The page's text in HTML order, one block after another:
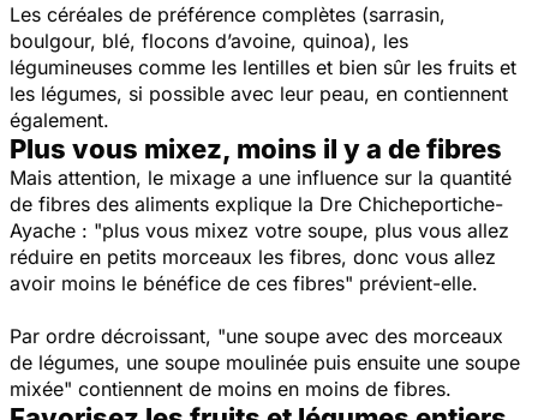
Les céréales de préférence complètes (sarrasin,
boulgour, blé, flocons d’avoine, quinoa), les
légumineuses comme les lentilles et bien sûr les fruits et
les légumes, si possible avec leur peau, en contiennent
également.
Plus vous mixez, moins il y a de fibres
Mais attention, le mixage a une influence sur la quantité
de fibres des aliments explique la Dre Chicheportiche-
Ayache : "plus vous mixez votre soupe, plus vous allez
réduire en petits morceaux les fibres, donc vous allez
avoir moins le bénéfice de ces fibres" prévient-elle.
Par ordre décroissant, "une soupe avec des morceaux
de légumes, une soupe moulinée puis ensuite une soupe
mixée" contiennent de moins en moins de fibres.